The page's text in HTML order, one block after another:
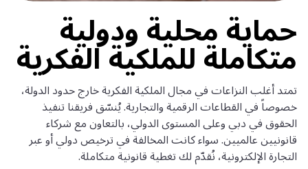
حماية محلية ودولية
متكاملة للملكية الفكرية
تمتد أغلب النزاعات في مجال الملكية الفكرية خارج حدود الدولة،
خصوصاً في القطاعات الرقمية والتجارية. يُنسّق فريقنا تنفيذ
الحقوق في دبي وعلى المستوى الدولي، بالتعاون مع شركاء
قانونيين عالميين. سواء كانت المخالفة في ترخيص دولي أو عبر
التجارة الإلكترونية، نُقدّم لك تغطية قانونية متكاملة.